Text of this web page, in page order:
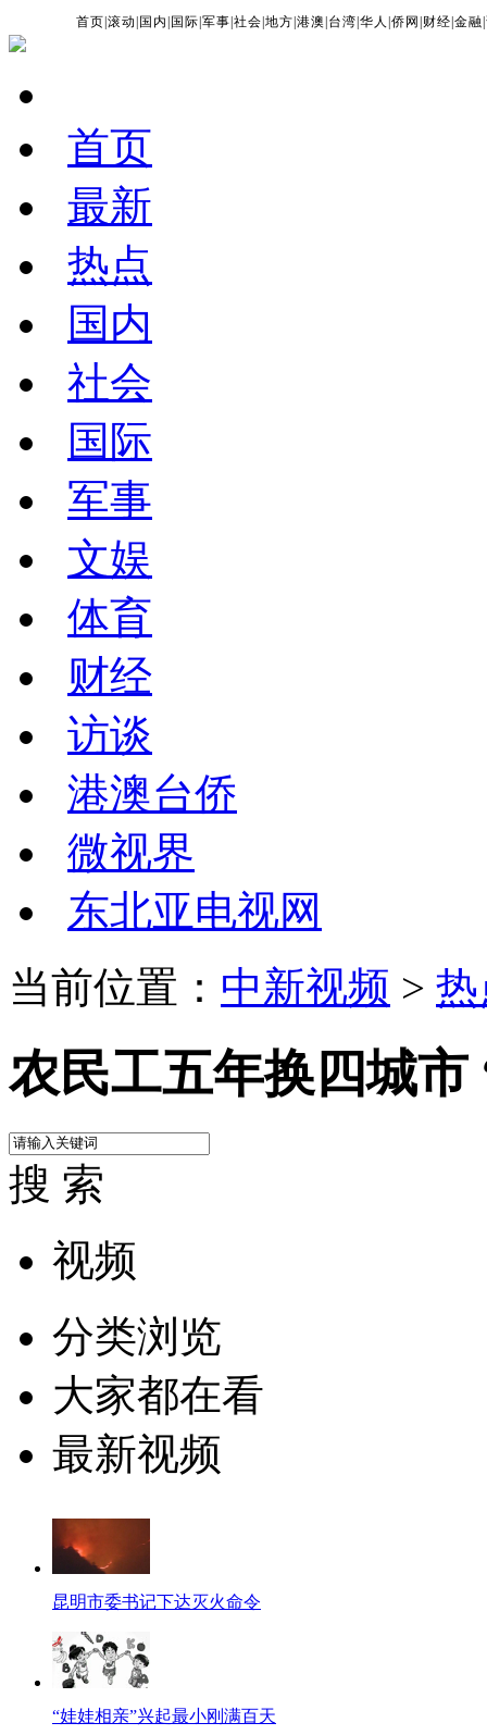
首页 |滚动 国内 国际 |军事 |社会 |地方 |港澳 台湾 |华人 |侨网 财经 |金融 |
首页
最新
热点
国内
社会
国际
军事
文娱
体育
财经
访谈
港澳台侨
微视界
东北亚电视网
当前位置： 中新视频 >
农民工五年换四城
搜 索
视频
分类浏览
大家都在看
最新视频
昆明市委书记下达灭火命令
“娃娃相亲”兴起最小刚满百天